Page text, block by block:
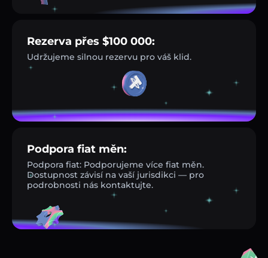
Rezerva přes $100 000:
Udržujeme silnou rezervu pro váš klid.
Podpora fiat měn:
Podpora fiat: Podporujeme více fiat měn.
Dostupnost závisí na vaší jurisdikci — pro
podrobnosti nás kontaktujte.